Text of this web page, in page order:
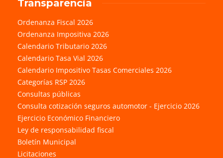
Transparencia
Ordenanza Fiscal 2026
Ordenanza Impositiva 2026
Calendario Tributario 2026
Calendario Tasa Vial 2026
Calendario Impositivo Tasas Comerciales 2026
Categorías RSP 2026
Consultas públicas
Consulta cotización seguros automotor - Ejercicio 2026
Ejercicio Económico Financiero
Ley de responsabilidad fiscal
Boletín Municipal
Licitaciones